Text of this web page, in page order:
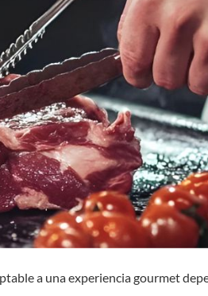
a una experiencia gourmet